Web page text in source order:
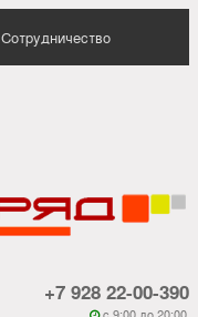
Сотрудничество
+7 928 22-00-390
c 9:00 до 20:00